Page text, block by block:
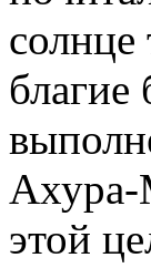
солнце
благие
Ахура-
этой